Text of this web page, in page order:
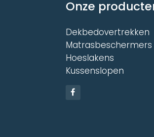
Onze
Dekbedovertrekken
Matrasbeschermers
Hoeslakens
Kussenslopen